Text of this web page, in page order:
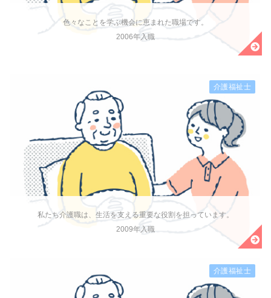
色々なことを学ぶ機会に恵まれた職場です。
2006年入職
私たち介護職は、生活を支える重要な役割を担っています。
2009年入職
介護福祉士
介護福祉士